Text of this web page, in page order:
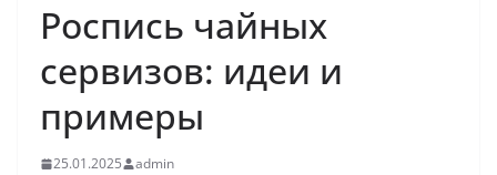
Роспись чайных
сервизов: идеи и
примеры
25.01.2025 admin